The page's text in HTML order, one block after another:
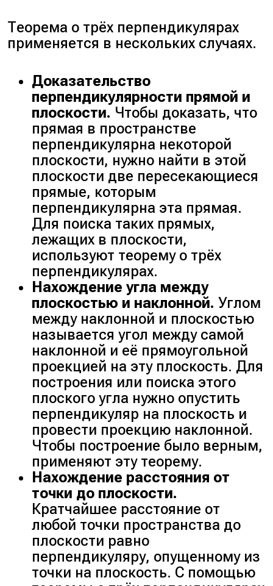
Теорема о трёх перпендикулярах
применяется в нескольких случаях.
Доказательство
перпендикулярности прямой и
плоскости. Чтобы доказать, что
прямая в пространстве
перпендикулярна некоторой
плоскости, нужно найти в этой
плоскости две пересекающиеся
прямые, которым
перпендикулярна эта прямая.
Для поиска таких прямых,
лежащих в плоскости,
используют теорему о трёх
перпендикулярах.
Нахождение угла между
плоскостью и наклонной. Углом
между наклонной и плоскостью
называется угол между самой
наклонной и её прямоугольной
проекцией на эту плоскость. Для
построения или поиска этого
плоского угла нужно опустить
перпендикуляр на плоскость и
провести проекцию наклонной.
Чтобы построение было верным,
применяют эту теорему.
Нахождение расстояния от
точки до плоскости.
Кратчайшее расстояние от
любой точки пространства до
плоскости равно
перпендикуляру, опущенному из
точки на плоскость. С помощью